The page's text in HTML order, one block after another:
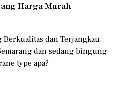
Harga Murah
Berkualitas dan Terjangkau.
dan sedang bingung
type apa?